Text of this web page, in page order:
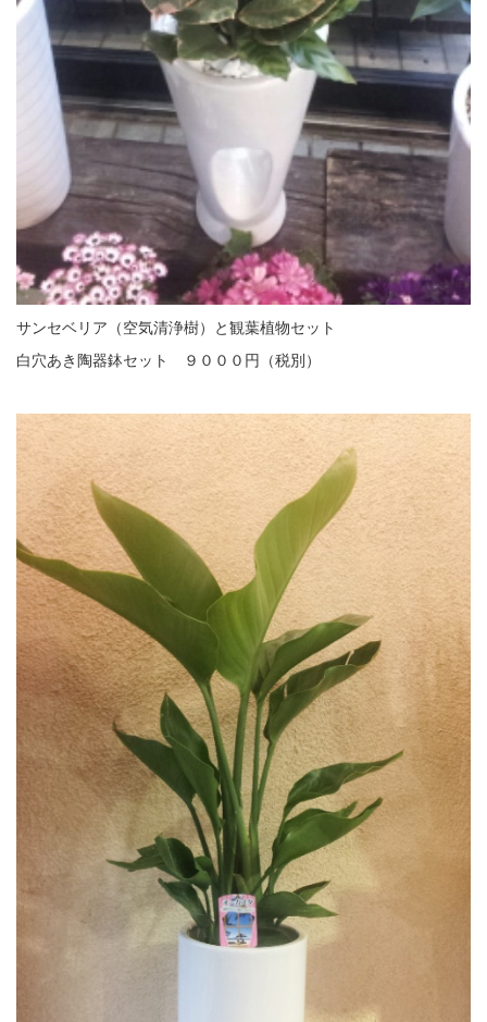
サンセベリア（空気清浄樹）と観葉植物セット
白穴あき陶器鉢セット ９０００円（税別）